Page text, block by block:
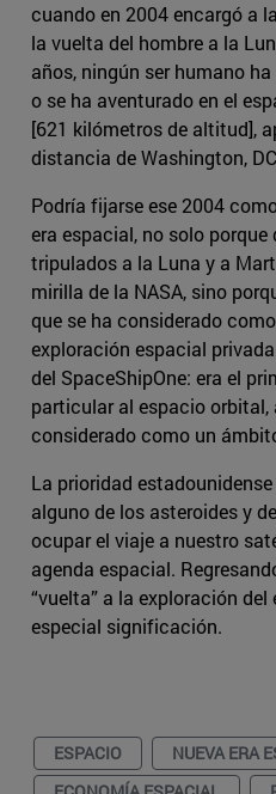
cuando en 2004 encargó a
la vuelta del hombre a la
años, ningún ser humano
o se ha aventurado en el
[621 kilómetros de altitud],
distancia de Washington,
Podría fijarse ese 2004
era espacial, no solo
tripulados a la Luna y a
mirilla de la NASA, sino
que se ha considerado
exploración espacial
del SpaceShipOne: era el
particular al espacio orbital,
considerado como un
La prioridad
alguno de los asteroides y
ocupar el viaje a nuestro
agenda espacial.
“vuelta” a la exploración
especial significación.
ESPACIO
NUEVA ERA